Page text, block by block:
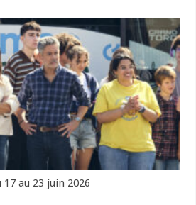
au 23 juin 2026